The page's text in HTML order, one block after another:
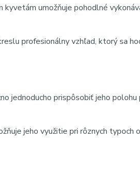
kyvetám umožňuje pohodlné
profesionálny vzhľad, ktorý sa
jednoducho prispôsobiť jeho polohu
jeho využitie pri rôznych typoch